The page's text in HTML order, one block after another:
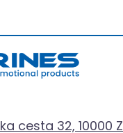
cesta 32, 10000